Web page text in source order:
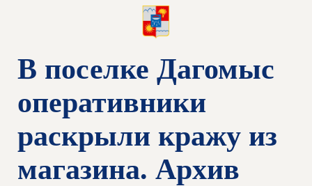
В поселке Дагомыс
оперативники
раскрыли кражу из
магазина. Архив